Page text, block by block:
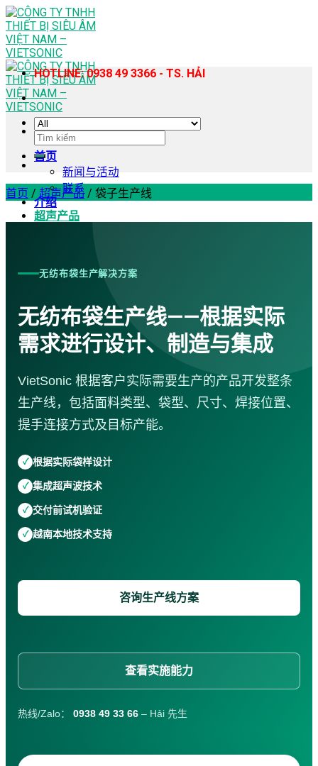
Skip
to
content
首页
新闻与活动
联系
介绍
超声产品
超声波缝纫机
超声波均质提取机
超声波切割机
超声波锡片焊接机
袋子生产线
超声波清洗机
服务
咨询 · 设计
机械加工
防水
应用视频
超声波焊接机
超声波缝纫机
超声波切割机
手持式超声波焊接机
布袋生产设备
搜
HOTLINE: 0938 49 3366 - TS. HẢI
搜
索：
首页 / 超声产品 / 袋子生产线
无纺布袋生产解决方案
无纺布袋生产线——根据实际
需求进行设计、制造与集成
VietSonic 根据客户实际需要生产的产品开发整条
生产线，包括面料类型、袋型、尺寸、焊接位置、
提手连接方式及目标产能。
根据实际袋样设计
集成超声波技术
交付前试机验证
越南本地技术支持
咨询生产线方案
查看实施能力
热线/Zalo： 0938 49 33 66 – Hải 先生